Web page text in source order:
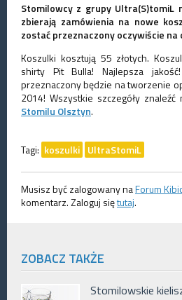
Stomilowcy z grupy Ultra(S)tomiL
zbierają zamówienia na nowe
zostać przeznaczony oczywiście na
Koszulki kosztują 55 złotych.
shirty Pit Bulla! Najlepsza
przeznaczony będzie na tworzenie
2014! Wszystkie szczegóły znaleźć
Stomilu Olsztyn.
Tagi: koszulki UltraStomiL
Musisz być zalogowany naForum
komentarz. Zaloguj siętutaj.
ZOBACZ TAKŻE
Stomilowskie